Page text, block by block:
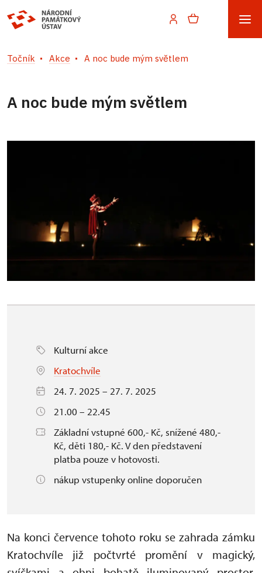
Točník Akce A noc bude mým světlem
A noc bude mým světlem
Kulturní akce
Kratochvíle
24. 7. 2025 – 27. 7. 2025
21.00 – 22.45
Základní vstupné 600,- Kč, snížené 480,-
Kč, děti 180,- Kč. V den představení
platba pouze v hotovosti.
nákup vstupenky online doporučen
Na konci července tohoto roku se zahrada zámku
Kratochvíle již počtvrté promění v magický,